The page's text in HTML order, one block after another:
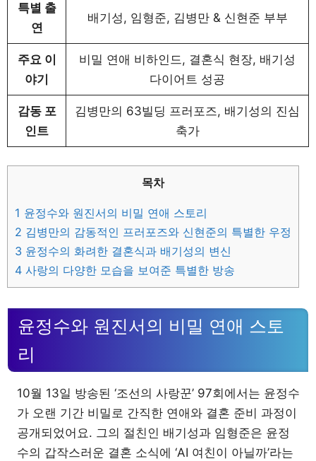
특별 출
연
배기성, 임형준, 김병만 & 신현준 부부
주요 이
야기
비밀 연애 비하인드, 결혼식 현장, 배기성
다이어트 성공
감동 포
인트
김병만의 63빌딩 프러포즈, 배기성의 진심
축가
목차
1 윤정수와 원진서의 비밀 연애 스토리
2 김병만의 감동적인 프러포즈와 신현준의 특별한 우정
3 윤정수의 화려한 결혼식과 배기성의 변신
4 사랑의 다양한 모습을 보여준 특별한 방송
윤정수와 원진서의 비밀 연애 스토
리
10월 13일 방송된 ‘조선의 사랑꾼’ 97회에서는 윤정수
가 오랜 기간 비밀로 간직한 연애와 결혼 준비 과정이
공개되었어요. 그의 절친인 배기성과 임형준은 윤정
수의 갑작스러운 결혼 소식에 ‘AI 여친이 아닐까’라는